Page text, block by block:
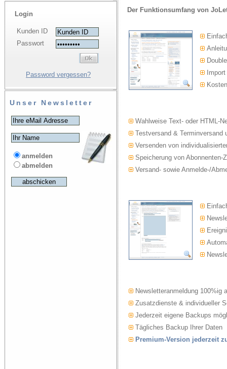
Login
Kunden ID
Passwort
Password vergessen?
Unser Newsletter
anmelden
abmelden
Der Funktionsumfang von
Wahlweise Text- oder HTML-
Testversand & Terminversand
Versenden von
Speicherung von Abonnenten-
Versand- sowie Anmelde-/
Newsletteranmeldung 100%ig
Zusatzdienste & individueller
Jederzeit eigene Backups
Tägliches Backup Ihrer Daten
Premium-Version jederzeit